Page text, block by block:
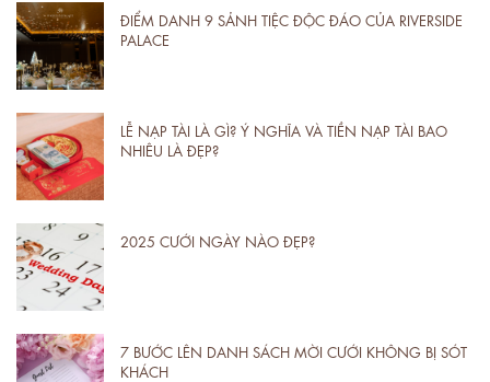
ĐIỂM DANH 9 SẢNH TIỆC ĐỘC ĐÁO CỦA RIVERSIDE
PALACE
LỄ NẠP TÀI LÀ GÌ? Ý NGHĨA VÀ TIỀN NẠP TÀI BAO
NHIÊU LÀ ĐẸP?
2025 CƯỚI NGÀY NÀO ĐẸP?
7 BƯỚC LÊN DANH SÁCH MỜI CƯỚI KHÔNG BỊ SÓT
KHÁCH